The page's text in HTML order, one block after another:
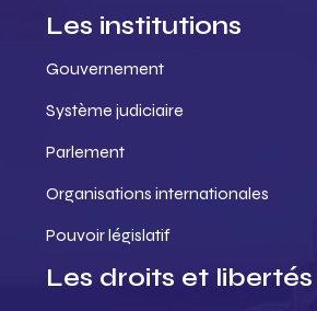
Les institutions
Gouvernement
Système judiciaire
Parlement
Organisations internationales
Pouvoir législatif
Les droits et libertés